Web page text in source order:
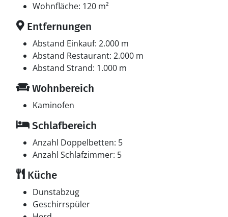
Wohnfläche: 120 m²
Entfernungen
Abstand Einkauf: 2.000 m
Abstand Restaurant: 2.000 m
Abstand Strand: 1.000 m
Wohnbereich
Kaminofen
Schlafbereich
Anzahl Doppelbetten: 5
Anzahl Schlafzimmer: 5
Küche
Dunstabzug
Geschirrspüler